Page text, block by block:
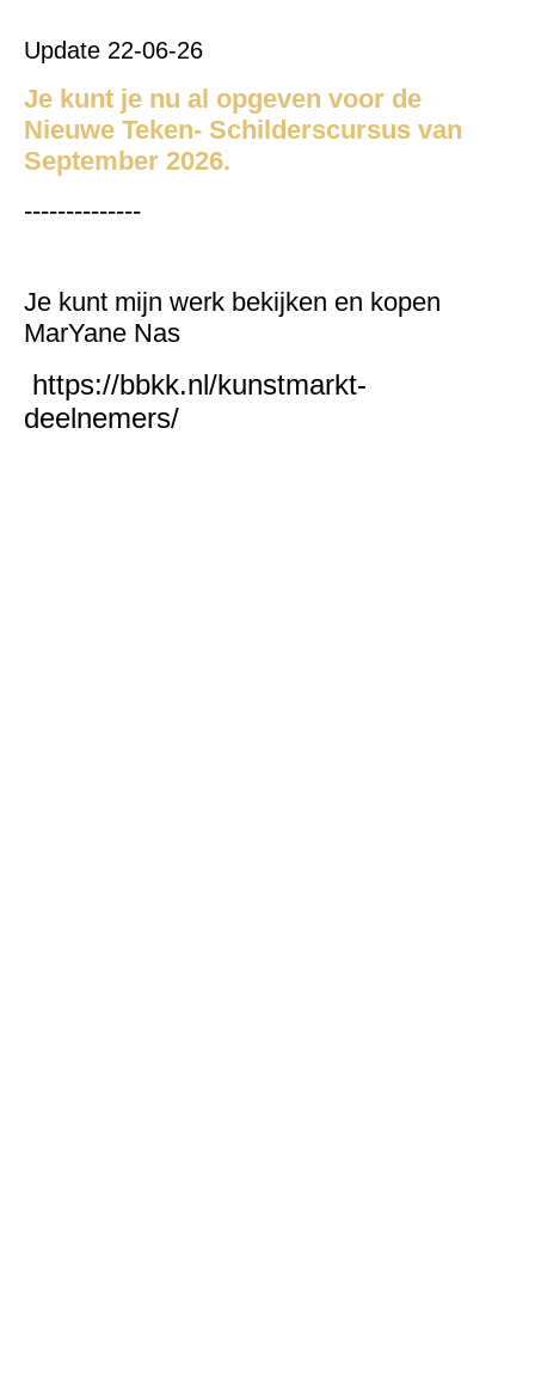
Update 22-06-26
Je kunt je nu al opgeven voor de
Nieuwe Teken- Schilderscursus van
September 2026.
--------------
Je kunt mijn werk bekijken en kopen
MarYane Nas
https://bbkk.nl/kunstmarkt-
deelnemers/